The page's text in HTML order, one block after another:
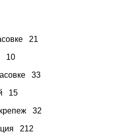
21
10
33
15
32
212